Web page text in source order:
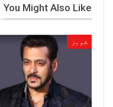
You Might Also Like
شوبز